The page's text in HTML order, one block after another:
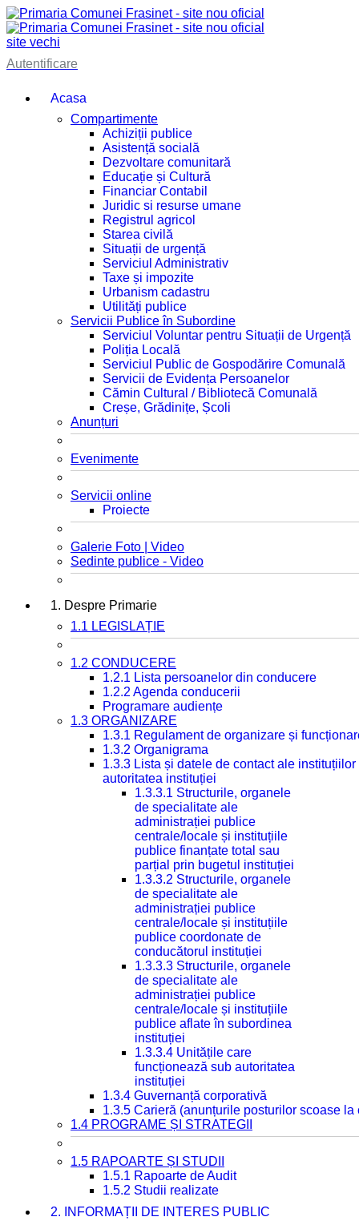
site vechi
Autentificare
Acasa
Compartimente
Achiziții publice
Asistență socială
Dezvoltare comunitară
Educație și Cultură
Financiar Contabil
Juridic si resurse umane
Registrul agricol
Starea civilă
Situații de urgență
Serviciul Administrativ
Taxe și impozite
Urbanism cadastru
Utilități publice
Servicii Publice în Subordine
Serviciul Voluntar pentru Situații de Urgență
Poliția Locală
Serviciul Public de Gospodărire Comunală
Servicii de Evidența Persoanelor
Cămin Cultural / Bibliotecă Comunală
Creșe, Grădinițe, Școli
Anunțuri
Evenimente
Servicii online
Proiecte
Galerie Foto | Video
Sedinte publice - Video
1. Despre Primarie
1.1 LEGISLAȚIE
1.2 CONDUCERE
1.2.1 Lista persoanelor din conducere
1.2.2 Agenda conducerii
Programare audiențe
1.3 ORGANIZARE
1.3.1 Regulament de organizare și
1.3.2 Organigrama
1.3.3 Lista și datele de contact ale
autoritatea instituției
1.3.3.1 Structurile, organele
de specialitate ale
administrației publice
centrale/locale și instituțiile
publice finanțate total sau
parțial prin bugetul instituției
1.3.3.2 Structurile, organele
de specialitate ale
administrației publice
centrale/locale și instituțiile
publice coordonate de
conducătorul instituției
1.3.3.3 Structurile, organele
de specialitate ale
administrației publice
centrale/locale și instituțiile
publice aflate în subordinea
instituției
1.3.3.4 Unitățile care
funcționează sub autoritatea
instituției
1.3.4 Guvernanță corporativă
1.3.5 Carieră (anunțurile posturilor scoase la
1.4 PROGRAME ȘI STRATEGII
1.5 RAPOARTE ȘI STUDII
1.5.1 Rapoarte de Audit
1.5.2 Studii realizate
2. INFORMAȚII DE INTERES PUBLIC